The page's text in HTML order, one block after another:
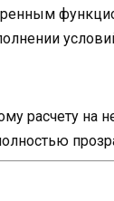
расчету на